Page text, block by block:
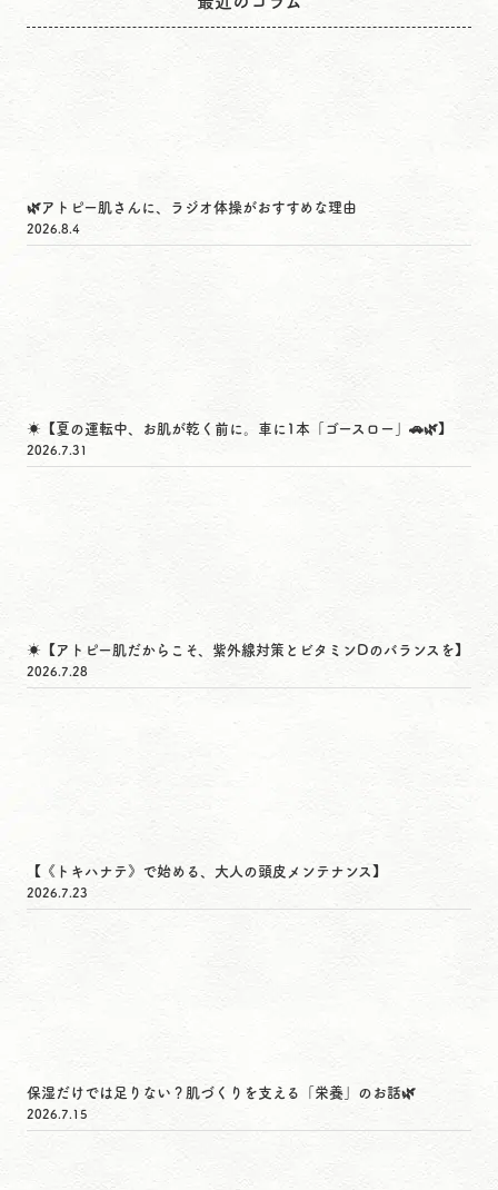
🌿アトピー肌さんに、ラジオ体操がおすすめな理由
2026.8.4
☀️【夏の運転中、お肌が乾く前に。車に1本「ゴースロー」🚗🌿】
2026.7.31
☀️【アトピー肌だからこそ、紫外線対策とビタミンDのバランスを】
2026.7.28
【《トキハナテ》で始める、大人の頭皮メンテナンス】
2026.7.23
保湿だけでは足りない？肌づくりを支える「栄養」のお話🌿
2026.7.15